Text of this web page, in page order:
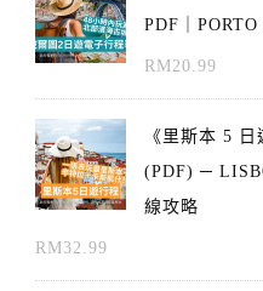
PDF｜
RM20.99
《里斯本 5
(PDF) ─
線攻略
RM32.99